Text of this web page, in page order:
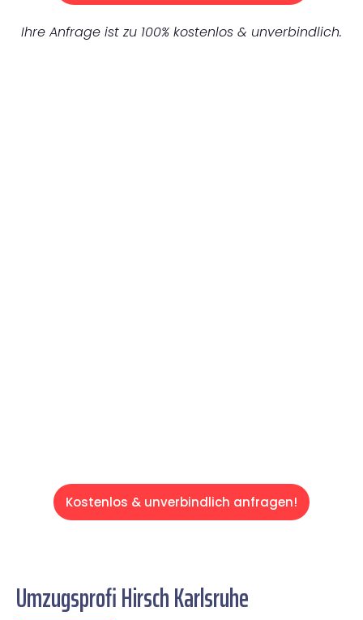
Ihre Anfrage ist zu 100% kostenlos & unverbindlich.
Kostenlos & unverbindlich anfragen!
Umzugsprofi Hirsch Karlsruhe